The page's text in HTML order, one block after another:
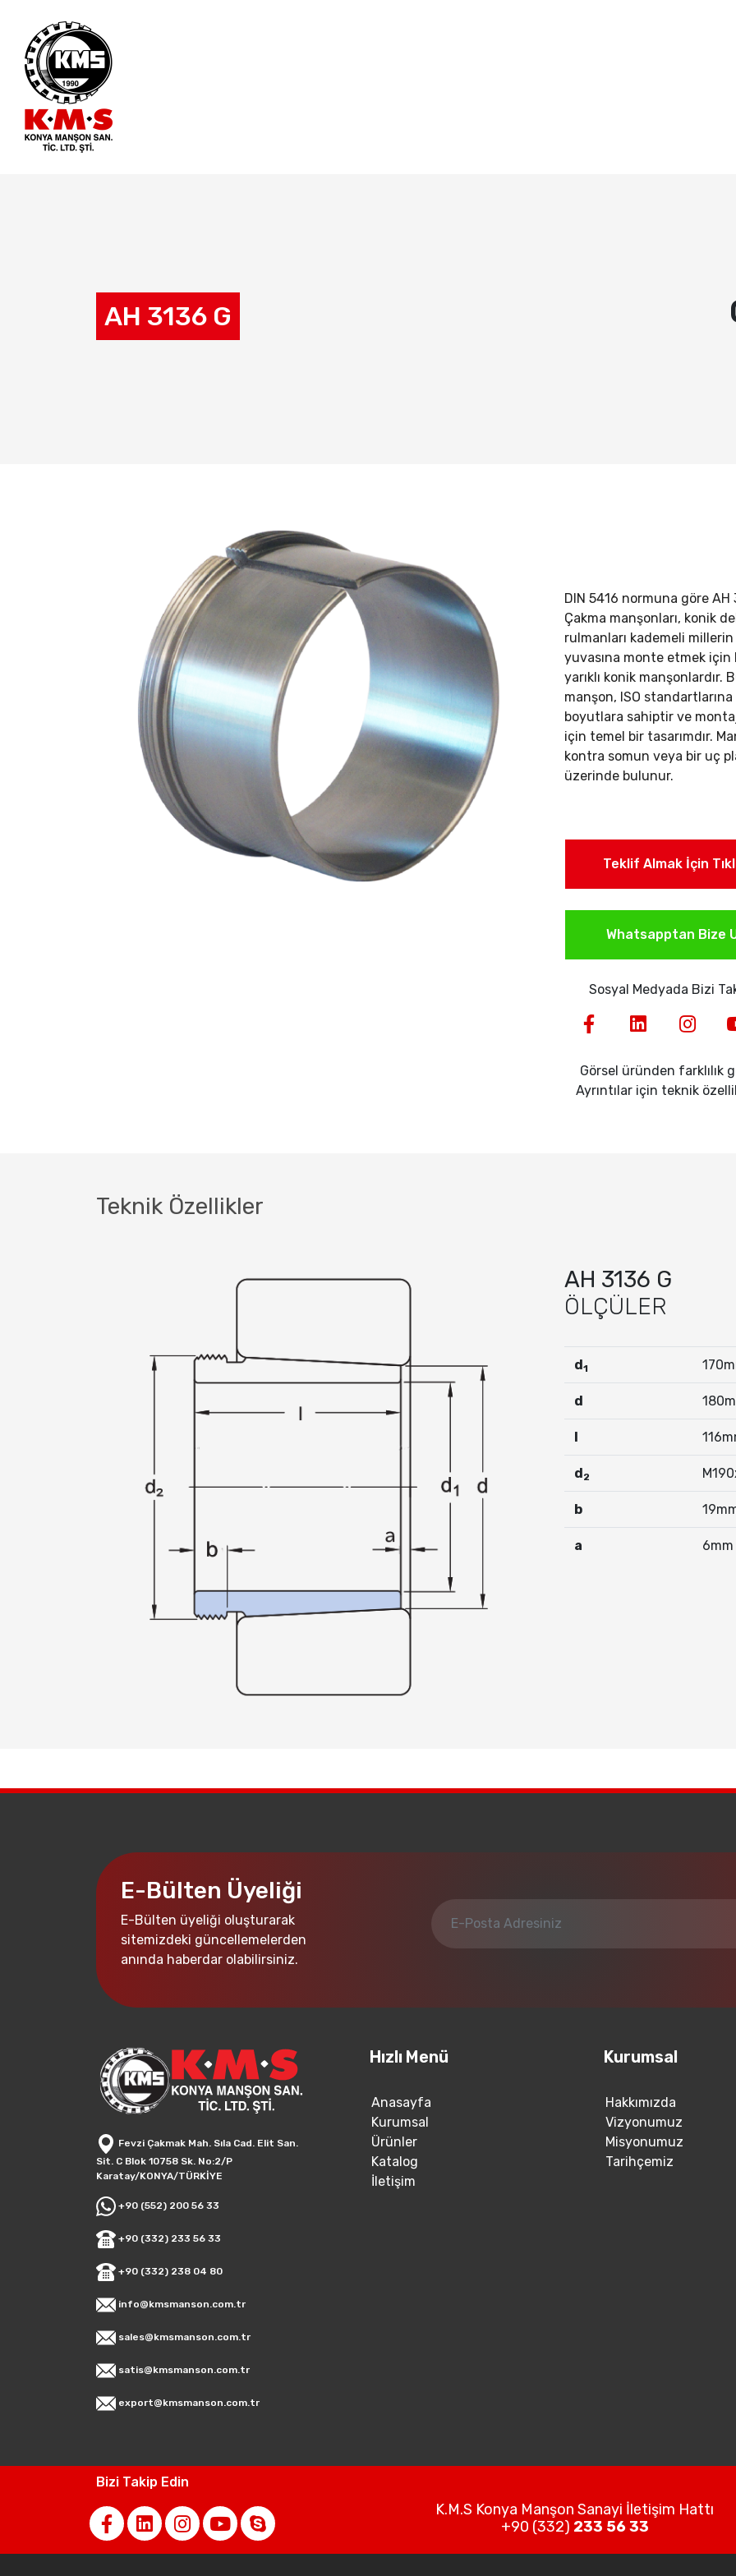
AH 3136 G
DIN 5416 normuna göre AH
Çakma manşonları, konik
rulmanları kademeli
yuvasına monte etmek için
yarıklı konik manşonlardır.
manşon, ISO
boyutlara sahiptir ve
için temel bir tasarımdır.
kontra somun veya bir uç
üzerinde bulunur.
Teklif Almak İçin
Whatsapptan Bize
Sosyal Medyada Bizi
Görsel üründen farklılık
Ayrıntılar için teknik
Teknik Özellikler
AH 3136 G
ÖLÇÜLER
d1
d
I
d2
b
a 6mm
E-Bülten Üyeliği
E-Bülten üyeliği oluşturarak
sitemizdeki güncellemelerden
anında haberdar olabilirsiniz.
Fevzi Çakmak Mah. Sıla Cad. Elit San.
Sit. C Blok 10758 Sk. No:2/P
Karatay/KONYA/TÜRKİYE
+90 (552) 200 56 33
+90 (332) 233 56 33
+90 (332) 238 04 80
info@kmsmanson.com.tr
sales@kmsmanson.com.tr
satis@kmsmanson.com.tr
export@kmsmanson.com.tr
Hızlı Menü
Anasayfa
Kurumsal
Ürünler
Katalog
İletişim
Kurumsal
Hakkımızda
Vizyonumuz
Misyonumuz
Tarihçemiz
Bizi Takip Edin
K.M.S Konya Manşon Sanayi İletişim Hattı
+90 (332) 233 56 33